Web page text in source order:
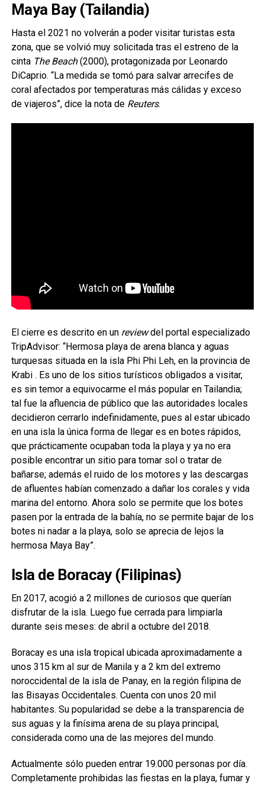
Maya Bay (Tailandia)
Hasta el 2021 no volverán a poder visitar turistas esta
zona, que se volvió muy solicitada tras el estreno de la
cinta The Beach(2000), protagonizada por Leonardo
DiCaprio. “La medida se tomó para salvar arrecifes de
coral afectados por temperaturas más cálidas y exceso
de viajeros”, dice la nota de Reuters.
El cierre es descrito en un reviewdel portal especializado
TripAdvisor: “Hermosa playa de arena blanca y aguas
turquesas situada en la isla Phi Phi Leh, en la provincia de
Krabi . Es uno de los sitios turísticos obligados a visitar,
es sin temor a equivocarme el más popular en Tailandia;
tal fue la afluencia de público que las autoridades locales
decidieron cerrarlo indefinidamente, pues al estar ubicado
en una isla la única forma de llegar es en botes rápidos,
que prácticamente ocupaban toda la playa y ya no era
posible encontrar un sitio para tomar sol o tratar de
bañarse; además el ruido de los motores y las descargas
de afluentes habían comenzado a dañar los corales y vida
marina del entorno. Ahora solo se permite que los botes
pasen por la entrada de la bahía, no se permite bajar de los
botes ni nadar a la playa, solo se aprecia de lejos la
hermosa Maya Bay”.
Isla de Boracay (Filipinas)
En 2017, acogió a 2 millones de curiosos que querían
disfrutar de la isla. Luego fue cerrada para limpiarla
durante seis meses: de abril a octubre del 2018.
Boracay es una isla tropical ubicada aproximadamente a
unos 315 km al sur de Manila y a 2 km del extremo
noroccidental de la isla de Panay, en la región filipina de
las Bisayas Occidentales. Cuenta con unos 20 mil
habitantes. Su popularidad se debe a la transparencia de
sus aguas y la finísima arena de su playa principal,
considerada como una de las mejores del mundo.
Actualmente sólo pueden entrar 19.000 personas por día.
Completamente prohibidas las fiestas en la playa, fumar y